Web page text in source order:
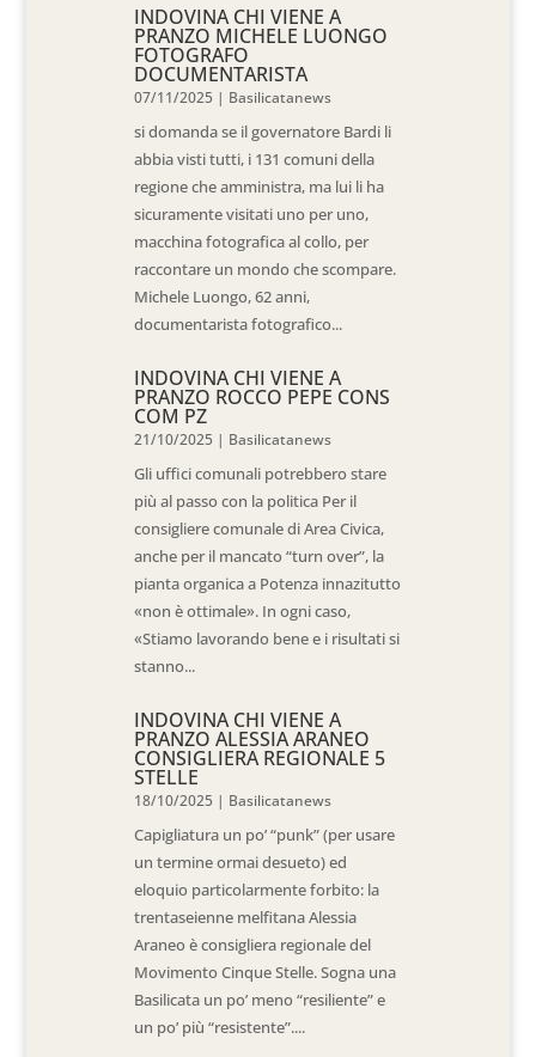
INDOVINA CHI VIENE A
PRANZO MICHELE LUONGO
FOTOGRAFO
DOCUMENTARISTA
07/11/2025 | Basilicatanews
si domanda se il governatore Bardi li
abbia visti tutti, i 131 comuni della
regione che amministra, ma lui li ha
sicuramente visitati uno per uno,
macchina fotografica al collo, per
raccontare un mondo che scompare.
Michele Luongo, 62 anni,
documentarista fotografico...
INDOVINA CHI VIENE A
PRANZO ROCCO PEPE CONS
COM PZ
21/10/2025 | Basilicatanews
Gli uffici comunali potrebbero stare
più al passo con la politica Per il
consigliere comunale di Area Civica,
anche per il mancato “turn over”, la
pianta organica a Potenza innazitutto
«non è ottimale». In ogni caso,
«Stiamo lavorando bene e i risultati si
stanno...
INDOVINA CHI VIENE A
PRANZO ALESSIA ARANEO
CONSIGLIERA REGIONALE 5
STELLE
18/10/2025 | Basilicatanews
Capigliatura un po’ “punk” (per usare
un termine ormai desueto) ed
eloquio particolarmente forbito: la
trentaseienne melfitana Alessia
Araneo è consigliera regionale del
Movimento Cinque Stelle. Sogna una
Basilicata un po’ meno “resiliente” e
un po’ più “resistente”....